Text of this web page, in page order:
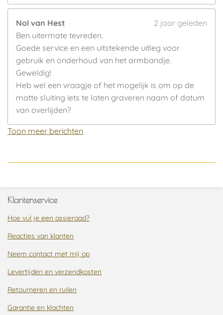
Nol van Hest
2 jaar geleden
Ben uitermate tevreden.
Goede service en een uitstekende uitleg voor
gebruik en onderhoud van het armbandje.
Geweldig!
Heb wel een vraagje of het mogelijk is om op de
matte sluiting iets te laten graveren naam of datum
van overlijden?
Toon meer berichten
Klantenservice
Hoe vul je een assieraad?
Reacties van klanten
Neem contact met mij op
Levertijden en verzendkosten
Retourneren en ruilen
Garantie en klachten